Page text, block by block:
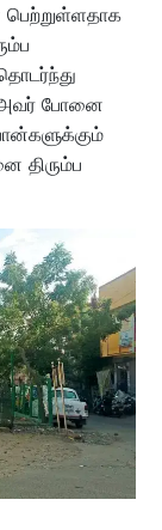
பெற்றுள்ளதாக
அவர் போனை
திரும்ப